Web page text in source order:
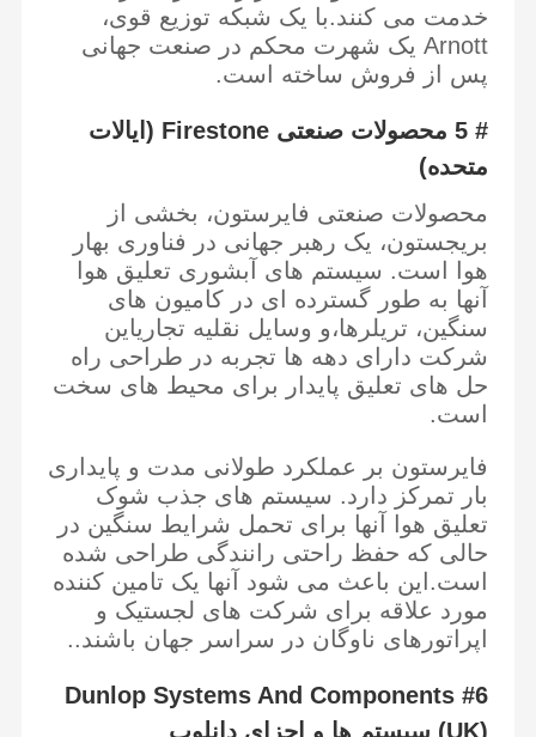
خدمت می کنند.با یک شبکه توزیع قوی،
Arnott یک شهرت محکم در صنعت جهانی
پس از فروش ساخته است.
# 5 محصولات صنعتی Firestone (ایالات
متحده)
محصولات صنعتی فایرستون، بخشی از
بریجستون، یک رهبر جهانی در فناوری بهار
هوا است. سیستم های آبشوری تعلیق هوا
آنها به طور گسترده ای در کامیون های
سنگین، تریلرها،و وسایل نقلیه تجاریاین
شرکت دارای دهه ها تجربه در طراحی راه
حل های تعلیق پایدار برای محیط های سخت
است.
فایرستون بر عملکرد طولانی مدت و پایداری
بار تمرکز دارد. سیستم های جذب شوک
تعلیق هوا آنها برای تحمل شرایط سنگین در
حالی که حفظ راحتی رانندگی طراحی شده
است.این باعث می شود آنها یک تامین کننده
مورد علاقه برای شرکت های لجستیک و
اپراتورهای ناوگان در سراسر جهان باشند..
#6 Dunlop Systems And Components
(UK) سیستم ها و اجزای دانلوپ